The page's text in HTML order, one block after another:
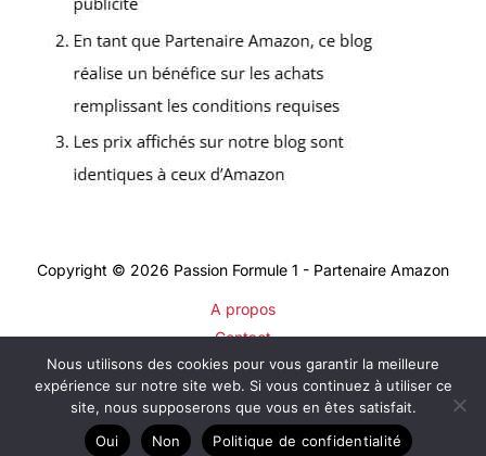
Copyright © 2026 Passion Formule 1 - Partenaire Amazon
A propos
Contact
Plan du site
Mentions légales
Politique de confidentialité
Nous utilisons des cookies pour vous garantir la meilleure
expérience sur notre site web. Si vous continuez à utiliser ce
site, nous supposerons que vous en êtes satisfait.
Oui
Non Politique de confidentialité